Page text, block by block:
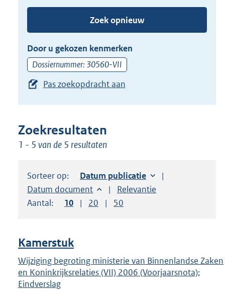
of
(dossier)nummer
in
of
de
pijl
beneden
toets
suggesties.
Druk
om
uw
keuze
te
bevestigen.
Zoek opnieuw
Door u gekozen kenmerken
Dossiernummer: 30560-VII
Pas zoekopdracht aan
Zoekresultaten
1 - 5 van de 5 resultaten
Sorteer op: Sorteer op:
Datum publicatie
Sorteer op:
Datum document Sorteer op:
Relevantie
Aantal:
Toon
10 resultaten per pagina
Toon
20 resultaten per pagina
Toon
50
Kamerstuk
Wijziging begroting ministerie van Binnenlandse Zaken
en Koninkrijksrelaties (VII) 2006 (Voorjaarsnota);
Eindverslag